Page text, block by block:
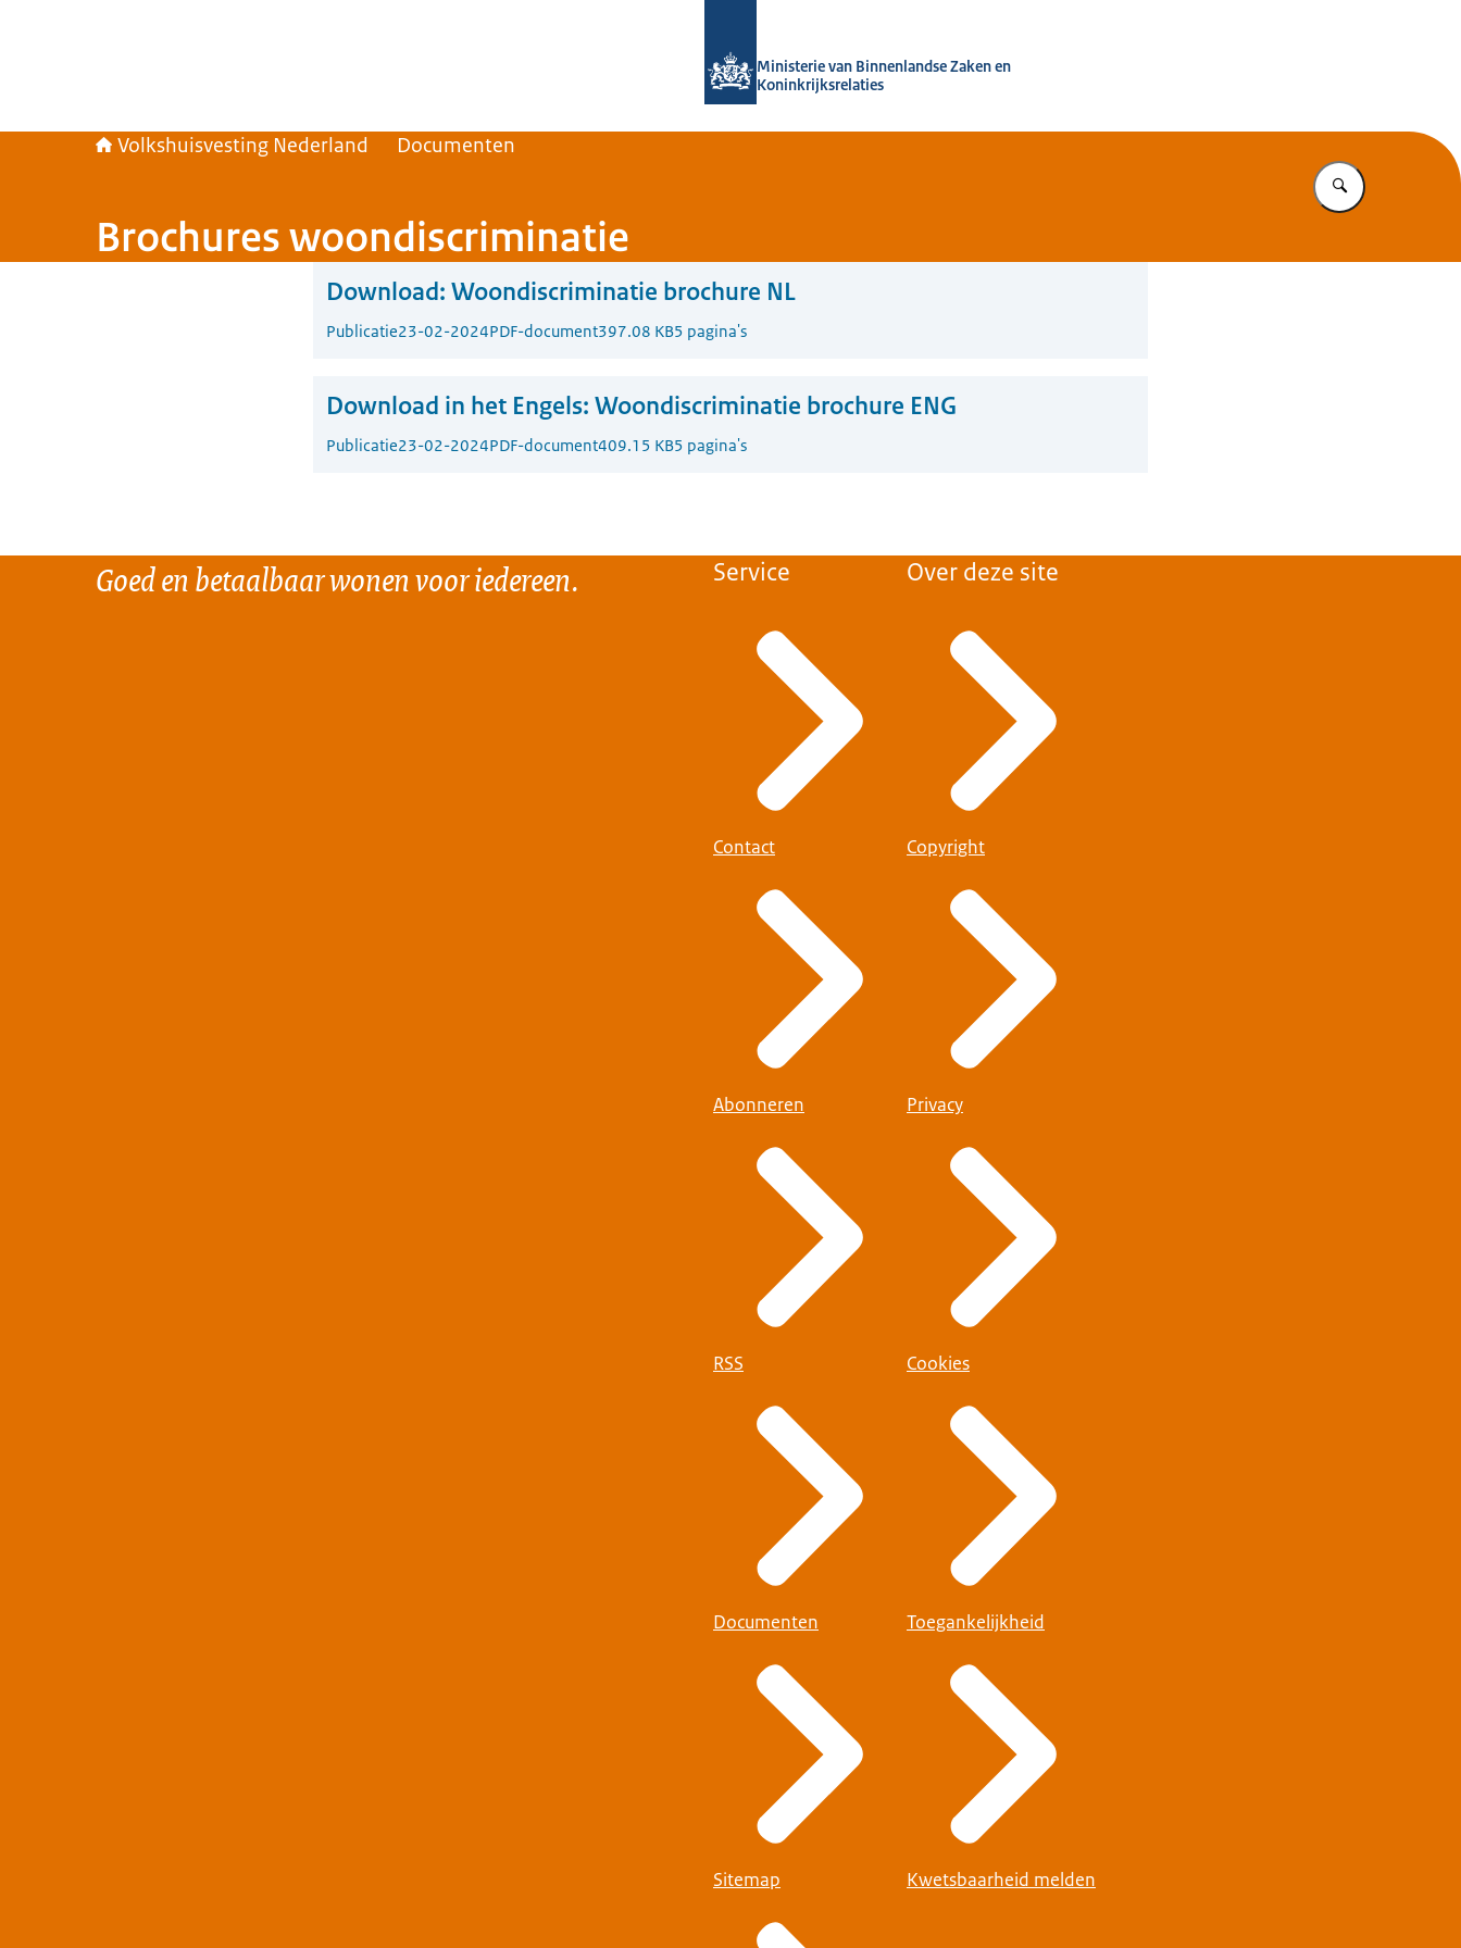
Ministerie van Binnenlandse Zaken en
Koninkrijksrelaties
Volkshuisvesting Nederland Documenten
Vul in wat u
Brochures woondiscriminatie
Download: Woondiscriminatie brochure NL
Publicatie23-02-2024PDF-document397.08 KB5 pagina's
Download in het Engels: Woondiscriminatie brochure ENG
Publicatie23-02-2024PDF-document409.15 KB5 pagina's
Goed en betaalbaar wonen voor iedereen. Service
Contact
Abonneren
RSS
Documenten
Sitemap
Over deze site
Copyright
Privacy
Cookies
Toegankelijkheid
Kwetsbaarheid melden